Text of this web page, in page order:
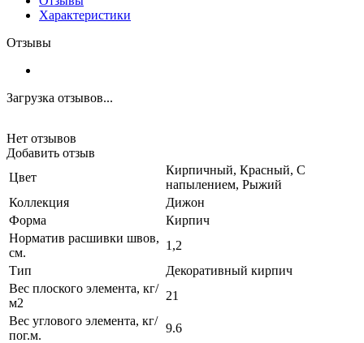
Характеристики
Отзывы
Загрузка отзывов...
Нет отзывов
Добавить отзыв
Цвет
Кирпичный, Красный, С
напылением, Рыжий
Коллекция
Дижон
Форма
Кирпич
Норматив расшивки швов,
см.
1,2
Тип
Декоративный кирпич
Вес плоского элемента, кг/
м2
21
Вес углового элемента, кг/
пог.м.
9.6